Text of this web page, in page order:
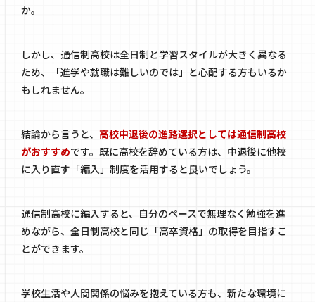
か。
しかし、通信制高校は全日制と学習スタイルが大きく異なる
ため、「進学や就職は難しいのでは」と心配する方もいるか
もしれません。
結論から言うと、 高校中退後の進路選択としては通信制高校
がおすすめです。既に高校を辞めている方は、中退後に他校
に入り直す「編入」制度を活用すると良いでしょう。
通信制高校に編入すると、自分のペースで無理なく勉強を進
めながら、全日制高校と同じ「高卒資格」の取得を目指すこ
とができます。
学校生活や人間関係の悩みを抱えている方も、新たな環境に